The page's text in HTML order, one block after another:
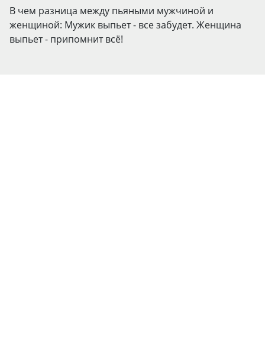
В чем разница между пьяными мужчиной и
женщиной: Мужик выпьет - все забудет. Женщина
выпьет - припомнит всё!